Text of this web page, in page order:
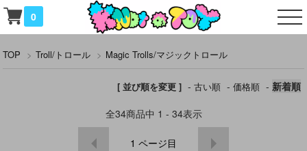
0
TOP > Troll/トロール > Magic Trolls/マジックトロール
[ 並び順を変更 ] - 古い順 - 価格順 - 新着順
全34商品中 1 - 34表示
1 ページ目